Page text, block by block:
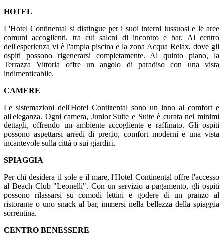
HOTEL
L'Hotel Continental si distingue per i suoi interni lussuosi e le aree
comuni accoglienti, tra cui saloni di incontro e bar. Al centro
dell'esperienza vi è l'ampia piscina e la zona Acqua Relax, dove gli
ospiti possono rigenerarsi completamente. Al quinto piano, la
Terrazza Vittoria offre un angolo di paradiso con una vista
indimenticabile.
CAMERE
Le sistemazioni dell'Hotel Continental sono un inno al comfort e
all'eleganza. Ogni camera, Junior Suite e Suite è curata nei minimi
dettagli, offrendo un ambiente accogliente e raffinato. Gli ospiti
possono aspettarsi arredi di pregio, comfort moderni e una vista
incantevole sulla città o sui giardini.
SPIAGGIA
Per chi desidera il sole e il mare, l'Hotel Continental offre l'accesso
al Beach Club "Leonelli". Con un servizio a pagamento, gli ospiti
possono rilassarsi su comodi lettini e godere di un pranzo al
ristorante o uno snack al bar, immersi nella bellezza della spiaggia
sorrentina.
CENTRO BENESSERE